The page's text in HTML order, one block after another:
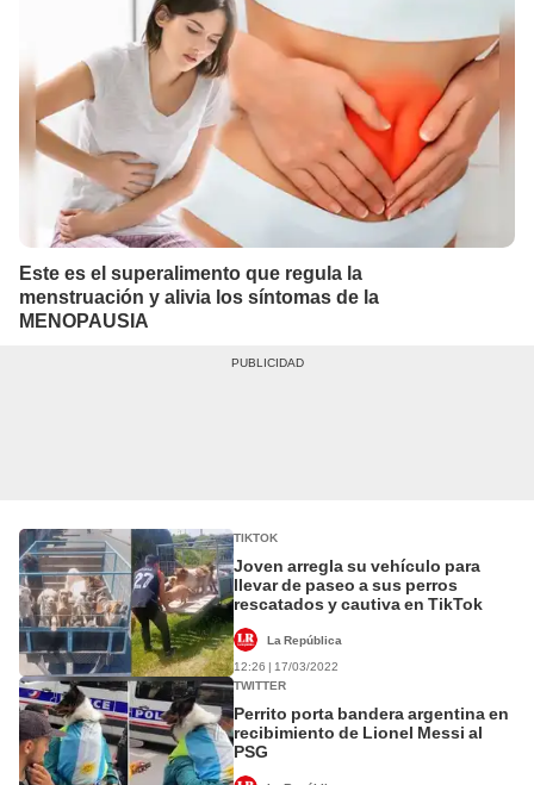
Este es el superalimento que regula la
menstruación y alivia los síntomas de la
MENOPAUSIA
TIKTOK
Joven arregla su vehículo para
llevar de paseo a sus perros
rescatados y cautiva en TikTok
La República
12:26 | 17/03/2022
TWITTER
Perrito porta bandera argentina en
recibimiento de Lionel Messi al
PSG